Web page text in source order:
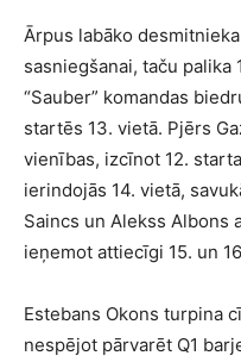
Ārpus labāko
sasniegšanai, taču palika
“Sauber” komandas
startēs 13. vietā. Pjērs
vienības, izcīnot 12.
ierindojās 14. vietā,
Saincs un Alekss Albons
ieņemot attiecīgi 15. un
Estebans Okons turpina
nespējot pārvarēt Q1